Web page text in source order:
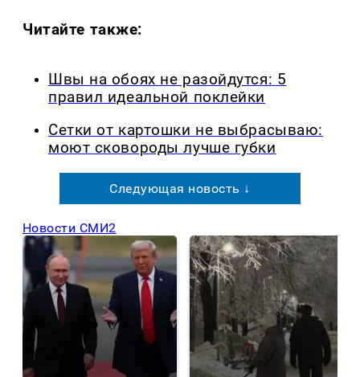
Читайте также:
Швы на обоях не разойдутся: 5
правил идеальной поклейки
Сетки от картошки не выбрасываю:
моют сковороды лучше губки
Следующая новость ↓
Новости СМИ2